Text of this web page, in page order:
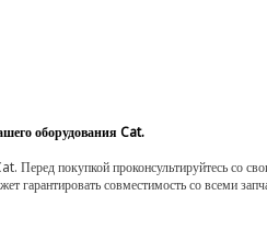
оборудования Cat.
покупкой проконсультируйтесь со
гарантировать совместимость со всеми